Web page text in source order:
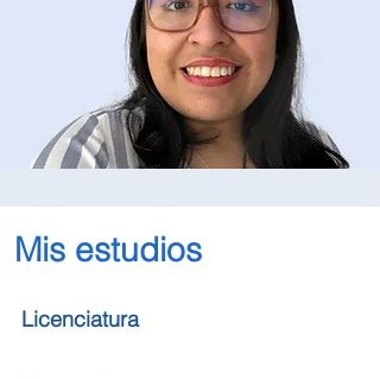
Mis estudios
Licenciatura